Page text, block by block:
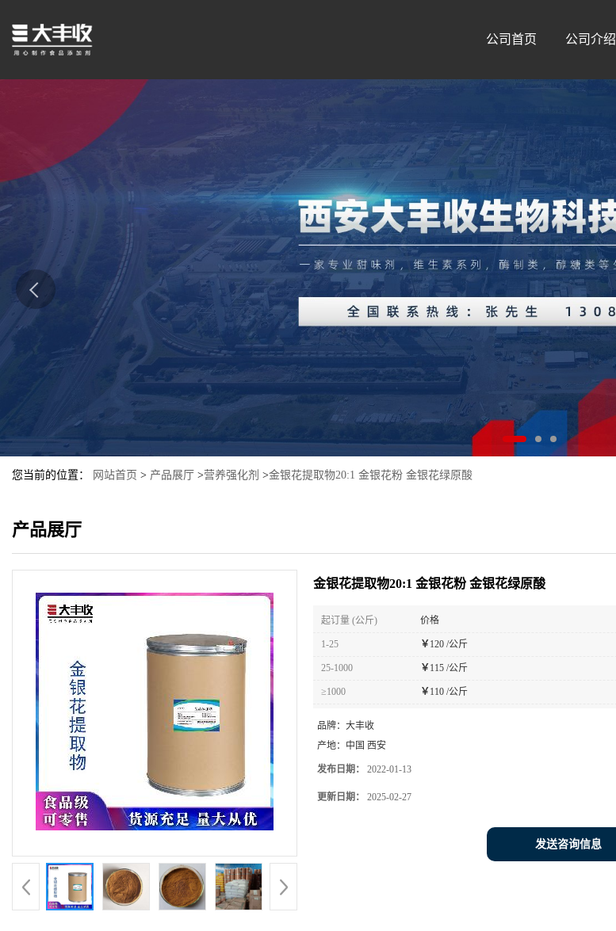
公司首页 公司介绍
您当前的位置： 网站首页 > 产品展厅 >营养强化剂 >金银花提取物20:1 金银花粉 金银花绿原酸
产品展厅
金银花提取物20:1 金银花粉 金银花绿原酸
起订量 (公斤) 价格
1-25 ￥ 120 /公斤
25-1000 ￥ 115 /公斤
≥1000 ￥ 110 /公斤
品牌： 大丰收
产地： 中国 西安
发布日期： 2022-01-13
更新日期： 2025-02-27
发送咨询信息